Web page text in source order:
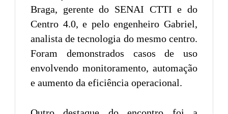
Braga, gerente do SENAI CTTI e do
Centro 4.0, e pelo engenheiro Gabriel,
analista de tecnologia do mesmo centro.
Foram demonstrados casos de uso
envolvendo monitoramento, automação
e aumento da eficiência operacional.